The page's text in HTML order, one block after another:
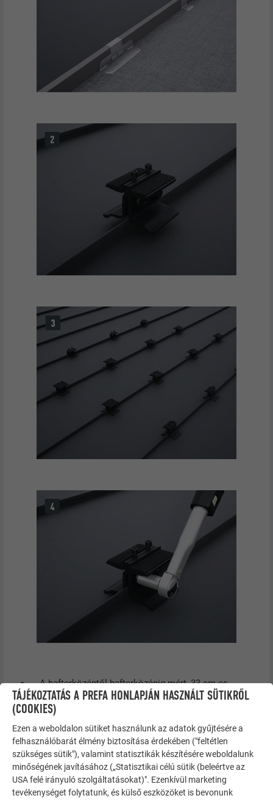
A hafterközéptől hafterközépig mért, 33 cm-es
maximális haftertávolságot nem szabad túllépni (1.
ábra).
A kapcsok körül ügyelni kell arra, hogy az aljzat tiszta
legyen. A szimmetrikus szorítópofáknak
köszönhetően lehetőség van a tetszőleges
elhelyezésre a korcon (2. ábra).
A kapocs alsó részének elhelyezése és lineáris
TÁJÉKOZTATÁS A PREFA HONLAPJÁN HASZNÁLT SÜTIKRŐL
(COOKIES)
Ezen a weboldalon sütiket használunk az adatok gyűjtésére a
felhasználóbarát élmény biztosítása érdekében ("feltétlen
szükséges sütik"), valamint statisztikák készítésére weboldalunk
minőségének javításához („Statisztikai célú sütik (beleértve az
USA felé irányuló szolgáltatásokat)". Ezenkívül marketing
tevékenységet folytatunk, és külső eszközöket is bevonunk